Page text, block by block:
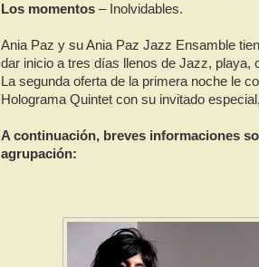
Los momentos – Inolvidables.
Ania Paz y su Ania Paz Jazz Ensamble
dar inicio a tres días llenos de Jazz, playa,
La segunda oferta de la primera noche le
Holograma Quintet con su invitado
A continuación, breves informaciones
agrupación: